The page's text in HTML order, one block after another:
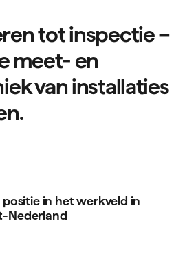
tot inspectie –
meet- en
van installaties
positie in het werkveld in
Nederland